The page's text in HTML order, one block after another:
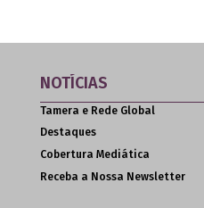
NOTÍCIAS
Tamera e Rede Global
Destaques
Cobertura Mediática
Receba a Nossa Newsletter